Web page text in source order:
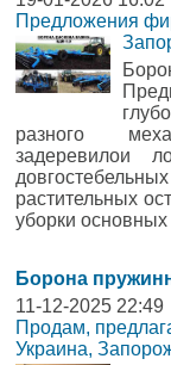
Предложения
разного
задеревилои
растительных
уборки основных
Борона
11-12-2025 22:49
Продам,
Украина,